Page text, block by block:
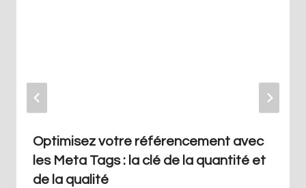
Optimisez votre référencement avec
les Meta Tags : la clé de la quantité et
de la qualité